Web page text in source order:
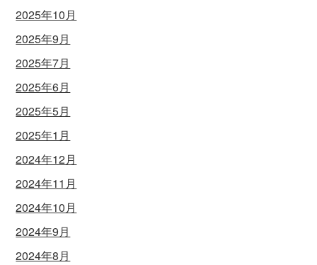
2025年10月
2025年9月
2025年7月
2025年6月
2025年5月
2025年1月
2024年12月
2024年11月
2024年10月
2024年9月
2024年8月